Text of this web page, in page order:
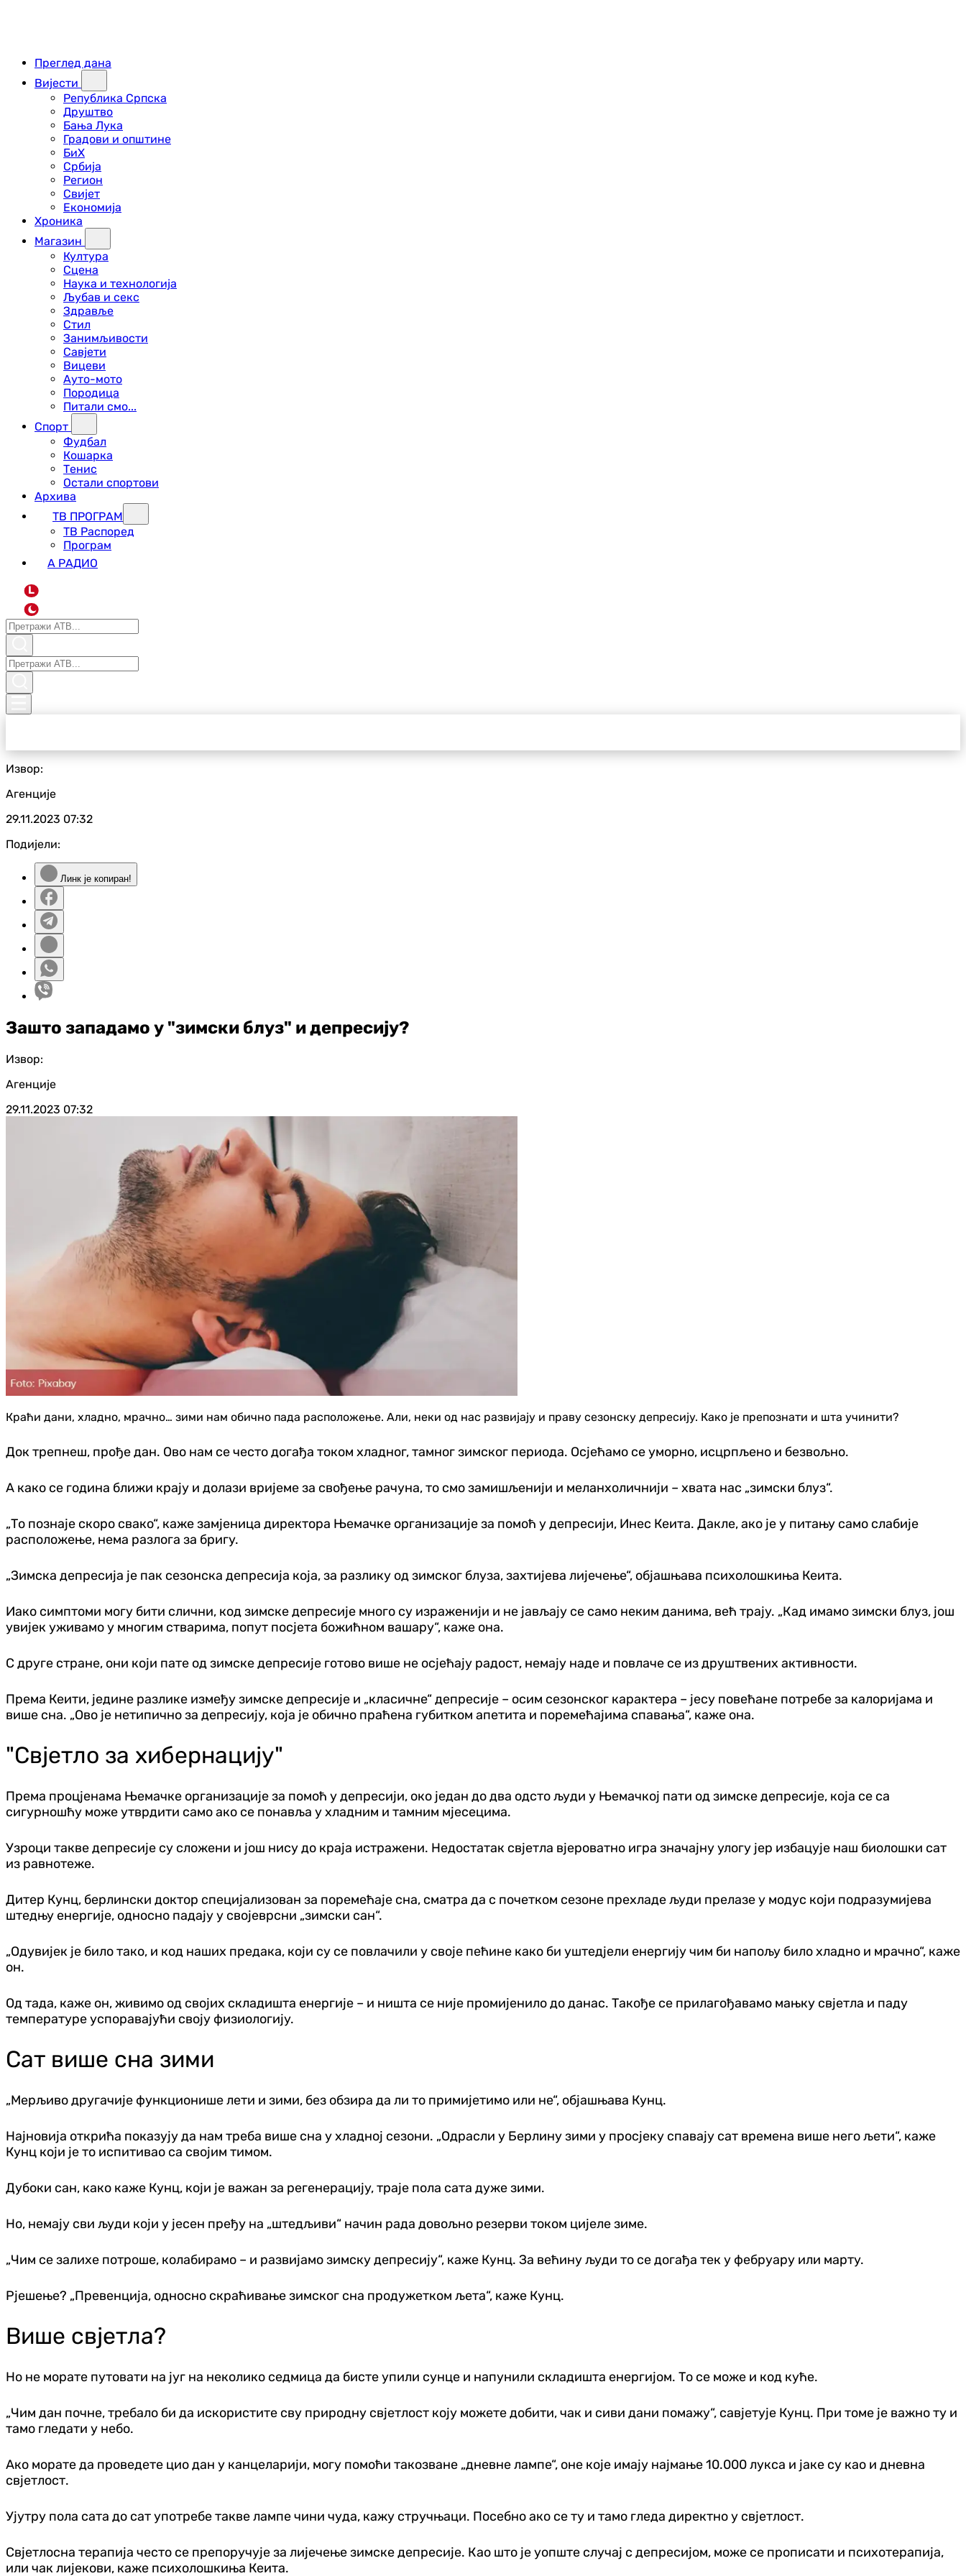
Преглед дана
Вијести
Република Српска
Друштво
Бања Лука
Градови и општине
БиХ
Србија
Регион
Свијет
Економија
Хроника
Магазин
Култура
Сцена
Наука и технологија
Љубав и секс
Здравље
Стил
Занимљивости
Савјети
Вицеви
Ауто-мото
Породица
Питали смо...
Спорт
Фудбал
Кошарка
Тенис
Остали спортови
Архива
ТВ ПРОГРАМ
ТВ Распоред
Програм
А РАДИО
L
Извор:
Агенције
29.11.2023 07:32
Подијели:
Линк је копиран!
Зашто западамо у "зимски блуз" и депресију?
Извор:
Агенције
29.11.2023 07:32
Краћи дани, хладно, мрачно… зими нам обично пада расположење. Али, неки од нас развијају и праву сезонску депресију. Како је препознати и шта учинити?
Док трепнеш, прође дан. Ово нам се често догађа током хладног, тамног зимског периода. Осјећамо се уморно, исцрпљено и безвољно.
А како се година ближи крају и долази вријеме за свођење рачуна, то смо замишљенији и меланхоличнији – хвата нас „зимски блуз“.
„То познаје скоро свако“, каже замјеница директора Њемачке организације за помоћ у депресији, Инес Кеита. Дакле, ако је у питању само слабије
расположење, нема разлога за бригу.
„Зимска депресија је пак сезонска депресија која, за разлику од зимског блуза, захтијева лијечење“, објашњава психолошкиња Кеита.
Иако симптоми могу бити слични, код зимске депресије много су израженији и не јављају се само неким данима, већ трају. „Кад имамо зимски блуз, још
увијек уживамо ​​у многим стварима, попут посјета божићном вашару“, каже она.
С друге стране, они који пате од зимске депресије готово више не осјећају радост, немају наде и повлаче се из друштвених активности.
Према Кеити, једине разлике између зимске депресије и „класичне“ депресије – осим сезонског карактера – јесу повећане потребе за калоријама и
више сна. „Ово је нетипично за депресију, која је обично праћена губитком апетита и поремећајима спавања“, каже она.
"Свјетло за хибернацију"
Према процјенама Њемачке организације за помоћ у депресији, око један до два одсто људи у Њемачкој пати од зимске депресије, која се са
сигурношћу може утврдити само ако се понавља у хладним и тамним мјесецима.
Узроци такве депресије су сложени и још нису до краја истражени. Недостатак свјетла вјероватно игра значајну улогу јер избацује наш биолошки сат
из равнотеже.
Дитер Кунц, берлински доктор специјализован за поремећаје сна, сматра да с почетком сезоне прехладе људи прелазе у модус који подразумијева
штедњу енергије, односно падају у својеврсни „зимски сан“.
„Одувијек је било тако, и код наших предака, који су се повлачили у своје пећине како би уштед‌јели енергију чим би напољу било хладно и мрачно“, каже
он.
Од тада, каже он, живимо од својих складишта енергије – и ништа се није промијенило до данас. Такође се прилагођавамо мањку свјетла и паду
температуре успоравајући своју физиологију.
Сат више сна зими
„Мерљиво другачије функционише лети и зими, без обзира да ли то примијетимо или не“, објашњава Кунц.
Најновија открића показују да нам треба више сна у хладној сезони. „Одрасли у Берлину зими у просјеку спавају сат времена више него љети“, каже
Кунц који је то испитивао са својим тимом.
Дубоки сан, како каже Кунц, који је важан за регенерацију, траје пола сата дуже зими.
Но, немају сви људи који у јесен пређу на „штедљиви“ начин рада довољно резерви током цијеле зиме.
„Чим се залихе потроше, колабирамо – и развијамо зимску депресију“, каже Кунц. За већину људи то се догађа тек у фебруару или марту.
Рјешење? „Превенција, односно скраћивање зимског сна продужетком љета“, каже Кунц.
Више свјетла?
Но не морате путовати на југ на неколико седмица да бисте упили сунце и напунили складишта енергијом. То се може и код куће.
„Чим дан почне, требало би да искористите сву природну свјетлост коју можете добити, чак и сиви дани помажу“, савјетује Кунц. При томе је важно ту и
тамо гледати у небо.
Ако морате да проведете цио дан у канцеларији, могу помоћи такозване „дневне лампе“, оне које имају најмање 10.000 лукса и јаке су као и дневна
свјетлост.
Ујутру пола сата до сат употребе такве лампе чини чуда, кажу стручњаци. Посебно ако се ту и тамо гледа директно у свјетлост.
Свјетлосна терапија често се препоручује за лијечење зимске депресије. Као што је уопште случај с депресијом, може се прописати и психотерапија,
или чак лијекови, каже психолошкиња Кеита.